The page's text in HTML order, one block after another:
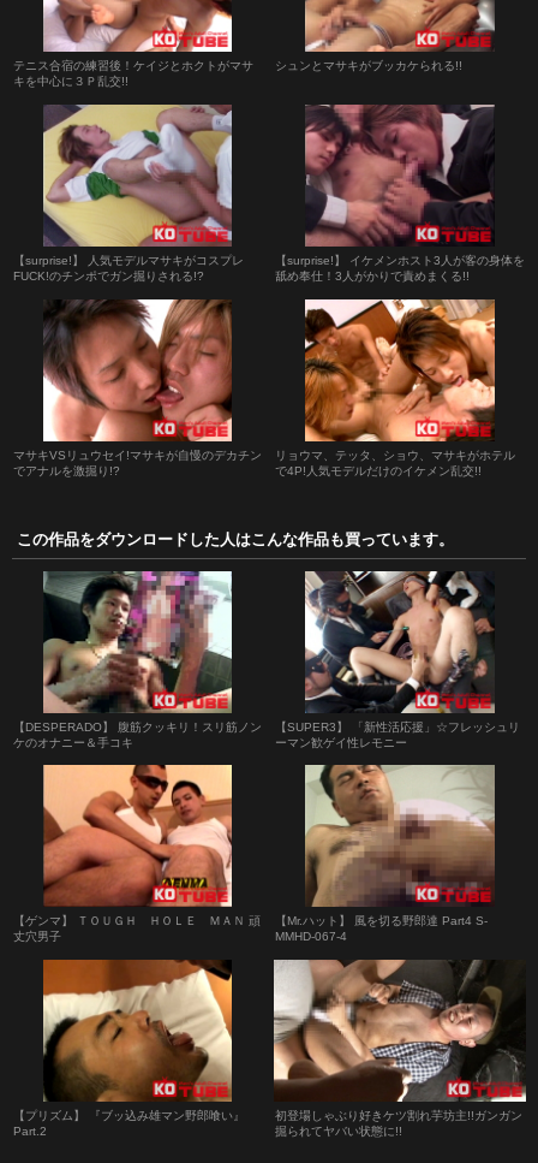
テニス合宿の練習後！ケイジとホクトがマサ
キを中心に３Ｐ乱交!!
シュンとマサキがブッカケられる!!
【surprise!】 人気モデルマサキがコスプレ
FUCK!のチンポでガン掘りされる!?
【surprise!】 イケメンホスト3人が客の身体を
舐め奉仕！3人がかりで責めまくる!!
マサキVSリュウセイ!マサキが自慢のデカチン
でアナルを激掘り!?
リョウマ、テッタ、ショウ、マサキがホテル
で4P!人気モデルだけのイケメン乱交!!
この作品をダウンロードした人はこんな作品も買っています。
【DESPERADO】 腹筋クッキリ！スリ筋ノン
ケのオナニー＆手コキ
【SUPER3】 「新性活応援」☆フレッシュリ
ーマン歓ゲイ性レモニー
【ゲンマ】 ＴＯＵＧＨ ＨＯＬＥ ＭＡＮ 頑
丈穴男子
【Mr.ハット】 風を切る野郎達 Part4 S-
MMHD-067-4
【プリズム】 『ブッ込み雄マン野郎喰い』
Part.2
初登場しゃぶり好きケツ割れ芋坊主!!ガンガン
掘られてヤバい状態に!!